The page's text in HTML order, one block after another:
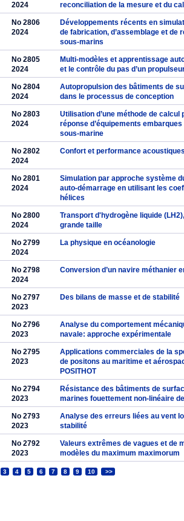
2024
reconciliation de la mesure et du
No 2806
2024
Développements récents en
de fabrication, d’assemblage et de
sous-marins
No 2805
2024
Multi-modèles et apprentissage
et le contrôle du pas d’un
No 2804
2024
Autopropulsion des bâtiments de
dans le processus de conception
No 2803
2024
Utilisation d’une méthode de
réponse d’équipements
sous-marine
No 2802
2024
Confort et performance
No 2801
2024
Simulation par approche système
auto-démarrage en utilisant les
hélices
No 2800
2024
Transport d'hydrogène liquide
grande taille
No 2799
2024
La physique en océanologie
No 2798
2024
Conversion d’un navire méthanier
No 2797
2023
Des bilans de masse et de stabilité
No 2796
2023
Analyse du comportement
navale: approche expérimentale
No 2795
2023
Applications commerciales de la
de positons au maritime et
POSITHOT
No 2794
2023
Résistance des bâtiments de
marines fouettement non-linéaire
No 2793
2023
Analyse des erreurs liées au vent
stabilité
No 2792
2023
Valeurs extrêmes de vagues et de
modèles du maximum maximorum
3 4 5 6 7 8 9 10 >>